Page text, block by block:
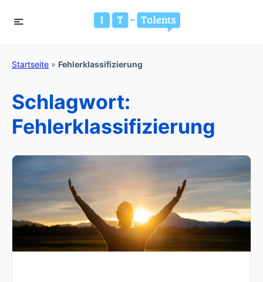
Startseite » Fehlerklassifizierung
Schlagwort:
Fehlerklassifizierung